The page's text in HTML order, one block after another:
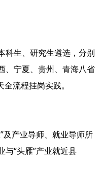
科生、研究生遴选，分别
、宁夏、贵州、青海八省
流程挂岗实践。
及产业导师、就业导师所
与“头雁”产业就近县